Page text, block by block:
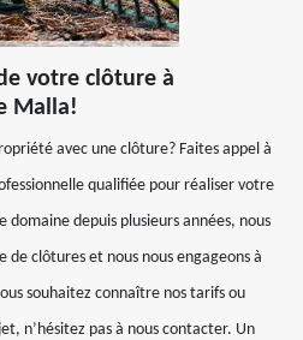
votre clôture à
Malla!
avec une clôture? Faites appel à
qualifiée pour réaliser votre
depuis plusieurs années, nous
de clôtures et nous nous engageons à
souhaitez connaître nos tarifs ou
n’hésitez pas à nous contacter. Un